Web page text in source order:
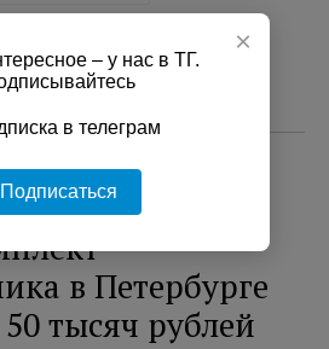
в Петербурге
тысяч рублей
×
– у нас в ТГ.
Подписаться